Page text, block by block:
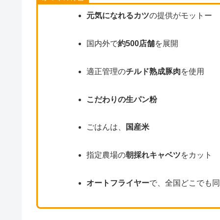
元気になれるカツの提供がモットー
国内外で約500店舗を展開
適正管理のチルド熟成豚肉を使用
こだわりの生パン粉
ごはんは、 国産米
指定農場の朝採れキャベツをカット
オートフライヤーで、全国どこでも